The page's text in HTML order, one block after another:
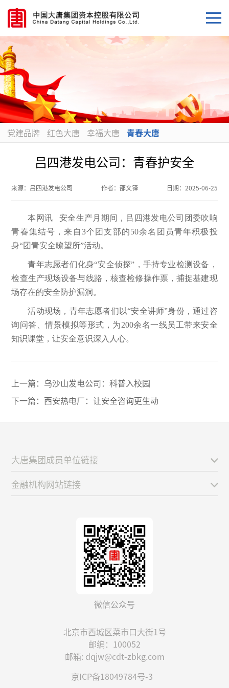
党建品牌 红色大唐 幸福大唐 青春大唐
吕四港发电公司：青春护安全
来源： 吕四港发电公司 作者： 邵文铎 日期： 2025-06-25
本网讯 安全生产月期间，吕四港发电公司团委吹响
青春集结号，来自3个团支部的50余名团员青年积极投
身“团青安全瞭望所”活动。
青年志愿者们化身“安全侦探”，手持专业检测设备，
检查生产现场设备与线路，核查检修操作票，捕捉基建现
场存在的安全防护漏洞。
活动现场，青年志愿者们以“安全讲师”身份，通过咨
询问答、情景模拟等形式，为200余名一线员工带来安全
知识课堂，让安全意识深入人心。
上一篇： 乌沙山发电公司：科普入校园
下一篇： 西安热电厂：让安全咨询更生动
微信公众号
北京市西城区菜市口大街1号
邮编：100052
邮箱: dqjw@cdt-zbkg.com
京ICP备18049784号-3
大唐集团成员单位链接
金融机构网站链接